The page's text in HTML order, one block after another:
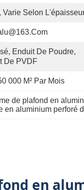
Varie Selon
Enduit De Poudre,
De PVDF
000 M² Par Mois
de plafond en
en aluminium perforé
en